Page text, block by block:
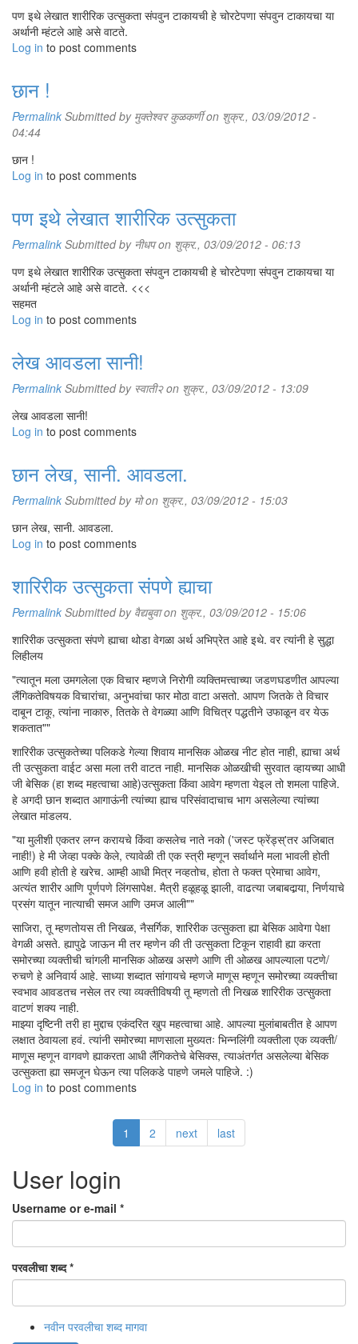
पण इथे लेखात शारीरिक उत्सुकता संपवुन टाकायची हे चोरटेपणा संपवुन टाकायचा या
अर्थानी म्हंटले आहे असे वाटते.
Log in to post comments
छान !
Permalink Submitted by मुक्तेश्वर कुळकर्णीon शुक्र., 03/09/2012 -
04:44
छान !
Log in to post comments
पण इथे लेखात शारीरिक उत्सुकता
Permalink Submitted by नीधपon शुक्र., 03/09/2012 - 06:13
पण इथे लेखात शारीरिक उत्सुकता संपवुन टाकायची हे चोरटेपणा संपवुन टाकायचा या
अर्थानी म्हंटले आहे असे वाटते. <<<
सहमत
Log in to post comments
लेख आवडला सानी!
Permalink Submitted by स्वाती२on शुक्र., 03/09/2012 - 13:09
लेख आवडला सानी!
Log in to post comments
छान लेख, सानी. आवडला.
Permalink Submitted by मोon शुक्र., 03/09/2012 - 15:03
छान लेख, सानी. आवडला.
Log in to post comments
शारिरीक उत्सुकता संपणे ह्याचा
Permalink Submitted by वैद्यबुवाon शुक्र., 03/09/2012 - 15:06
शारिरीक उत्सुकता संपणे ह्याचा थोडा वेगळा अर्थ अभिप्रेत आहे इथे. वर त्यांनी हे सुद्धा
लिहीलय
"त्यातून मला उमगलेला एक विचार म्हणजे निरोगी व्यक्तिमत्त्वाच्या जडणघडणीत आपल्या
लैंगिकतेविषयक विचारांचा, अनुभवांचा फार मोठा वाटा असतो. आपण जितके ते विचार
दाबून टाकू, त्यांना नाकारु, तितके ते वेगळ्या आणि विचित्र पद्धतीने उफाळून वर येऊ
शकतात""
शारिरीक उत्सुकतेच्या पलिकडे गेल्या शिवाय मानसिक ओळख नीट होत नाही, ह्याचा अर्थ
ती उत्सुकता वाईट असा मला तरी वाटत नाही. मानसिक ओळखीची सुरवात व्हायच्या आधी
जी बेसिक (हा शब्द महत्वाचा आहे)उत्सुकता किंवा आवेग म्हणता येइल तो शमला पाहिजे.
हे अगदी छान शब्दात आगाऊंनी त्यांच्या ह्याच परिसंवादाचाच भाग असलेल्या त्यांच्या
लेखात मांडलय.
"या मुलीशी एकतर लग्न करायचे किंवा कसलेच नाते नको ('जस्ट फ्रेंड्स्'तर अजिबात
नाही!) हे मी जेव्हा पक्के केले, त्यावेळी ती एक स्त्री म्हणून सर्वार्थाने मला भावली होती
आणि हवी होती हे खरेच. आम्ही आधी मित्र नव्हतोच, होता ते फक्त प्रेमाचा आवेग,
अत्यंत शारीर आणि पूर्णपणे लिंगसापेक्ष. मैत्री हळूहळू झाली, वाढत्या जबाबदार्‍या, निर्णयाचे
प्रसंग यातून नात्याची समज आणि उमज आली""
साजिरा, तू म्हणतोयस ती निखळ, नैसर्गिक, शारिरीक उत्सुकता ह्या बेसिक आवेगा पेक्षा
वेगळी असते. ह्यापुढे जाऊन मी तर म्हणेन की ती उत्सुकता टिकून राहावी ह्या करता
समोरच्या व्यक्तीची चांगली मानसिक ओळख असणे आणि ती ओळख आपल्याला पटणे/
रुचणे हे अनिवार्य आहे. साध्या शब्दात सांगायचे म्हणजे माणूस म्हणून समोरच्या व्यक्तीचा
स्वभाव आवडतच नसेल तर त्या व्यक्तीविषयी तू म्हणतो ती निखळ शारिरीक उत्सुकता
वाटणं शक्य नाही.
माझ्या दृष्टिनी तरी हा मुद्दाच एकंदरित खुप महत्वाचा आहे. आपल्या मुलांबाबतीत हे आपण
लक्षात ठेवायला हवं. त्यांनी समोरच्या माणसाला मुख्यतः भिन्नलिंगी व्यक्तीला एक व्यक्ती/
माणूस म्हणून वागवणे ह्याकरता आधी लैंगिकतेचे बेसिक्स, त्याअंतर्गत असलेल्या बेसिक
उत्सुकता ह्या समजून घेऊन त्या पलिकडे पाहणे जमले पाहिजे. :)
Log in to post comments
1 2 next last
User login
Username or e-mail *
परवलीचा शब्द*
नवीन परवलीचा शब्द मागवा